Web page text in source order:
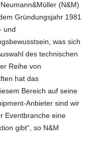
(N&M)
Gründungsjahr 1981
und
was sich
des technischen
Reihe von
hat das
Bereich auf seine
Anbieter sind wir
Eventbranche eine
gibt“, so N&M